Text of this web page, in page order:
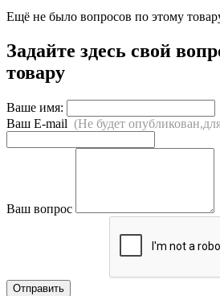
Ещё не было вопросов по этому
Задайте здесь свой
товару
Ваше имя:
Ваш E-mail (Не будет
Ваш вопрос
Отправить